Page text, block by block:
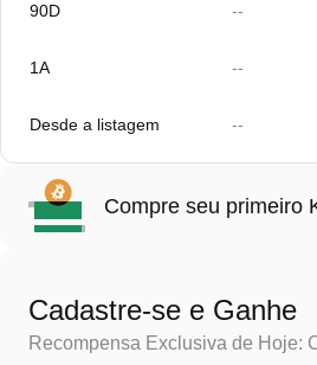
90D --
1A --
Desde a listagem --
Compre seu primeiro
Cadastre-se e Ganhe
Recompensa Exclusiva de Hoje: